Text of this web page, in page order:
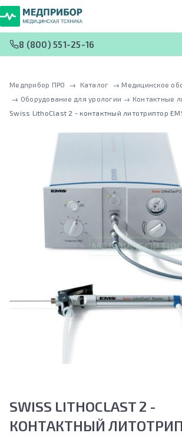
8 (800) 551-25-16
Медприбор ПРО → Каталог → Медицинское
→ Оборудование для урологии → Контактные
Swiss LithoClast 2 - контактный литотриптор
SWISS LITHOCLAST 2 -
КОНТАКТНЫЙ